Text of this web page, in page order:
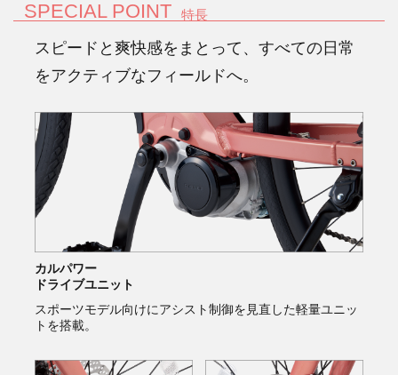
SPECIAL POINT 特長
スピードと爽快感をまとって、すべての日常
をアクティブなフィールドへ。
カルパワー
ドライブユニット
スポーツモデル向けにアシスト制御を見直した軽量ユニッ
トを搭載。